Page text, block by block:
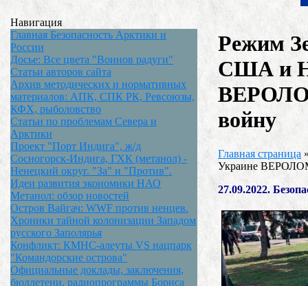
Навигация
Главная Безопасность Арктики и
России
Досье: Все цвета "Воинов радуги"
Статьи авторов сайта
Архив методических и нормативных
материалов: АПК, СПК РК, Ревсоюзы,
КФХ, рыболовство
Статьи по проблемам Севера и
Арктики
Проект "Порт Индига", ж/д
Сосногорск-Индига, ГХК (метанол) -
Ненецкий округ. "За" и "Против".
Идеи развития экономики НАО
Метанол: обзор новостей
Остров Вайгач: WWF против ненцев.
Хроники тайной колонизации Западом
русского Заполярья
Конфликт: КМНС-алеуты VS нацпарк
"Командорские острова"
Официальные доклады, заключения,
бюллетени, радиопрограммы Бориса
Режим
США и
войну
Главная страница
Украине
27.09.2022.